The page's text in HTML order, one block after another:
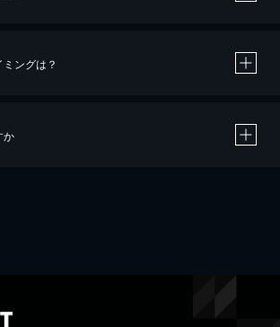
、クレジットカード決済による作品の購入 / レンタルです。
ングは？
か